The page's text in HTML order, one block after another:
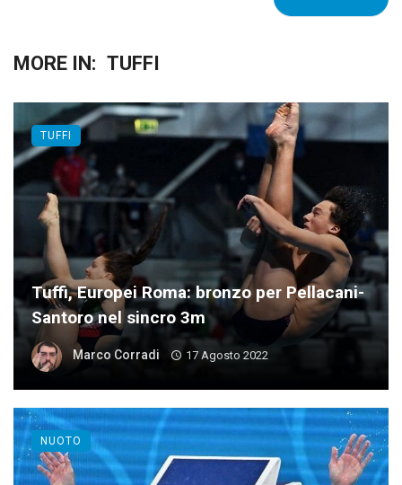
MORE IN: TUFFI
Tuffi, Europei Roma: bronzo per Pellacani-
Santoro nel sincro 3m
Marco Corradi 17 Agosto 2022
TUFFI
NUOTO